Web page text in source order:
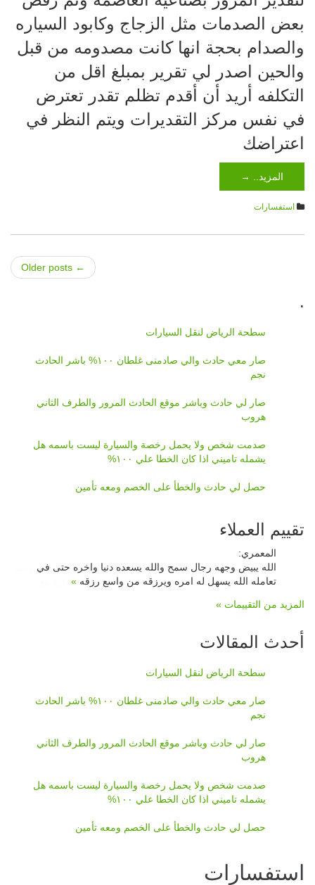
بعض الصدمات مثل الزجاج وكابود السياره
والصدام بحجة انها كانت مصدومه من قبل
والحين اصدر لي تقرير بمبلغ اقل من
التكلفه أريد أن أقدم تظلم تقدر تعترض
في نفس مركز التقديرات ويتم النظر في
اعتراضك
المزيد.. →
استفسارات
←
.
سطحة الرياض لنقل السيارات
صار معي حادث والي صادمنى غلطان ١٠٠% باشر الحادث
نجم
صار لي حادث وباشر موقع الحادث المرور والطرف الثاني
هروب
صدمت شخص ولا يحمل رخصة والسيارة ليست باسمه هل
يشمله تاميني اذا كان الخطا علي ١٠٠%
حصل لي حادث والخطأ على الخصم ومعه تأمين
تقييم العملاء
المعمري:
الله يبيض وجهه رجال سمح والله يسعده دنيا واخره حتى في
تعامله الله يسهل له امره ويرزقه من واسع رزقه »
المزيد من التقييمات »
أحدث المقالات
سطحة الرياض لنقل السيارات
صار معي حادث والي صادمنى غلطان ١٠٠% باشر الحادث
نجم
صار لي حادث وباشر موقع الحادث المرور والطرف الثاني
هروب
صدمت شخص ولا يحمل رخصة والسيارة ليست باسمه هل
يشمله تاميني اذا كان الخطا علي ١٠٠%
حصل لي حادث والخطأ على الخصم ومعه تأمين
استفسارات